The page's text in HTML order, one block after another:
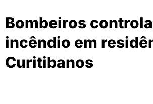
Bombeiros
incêndio em
Curitibanos